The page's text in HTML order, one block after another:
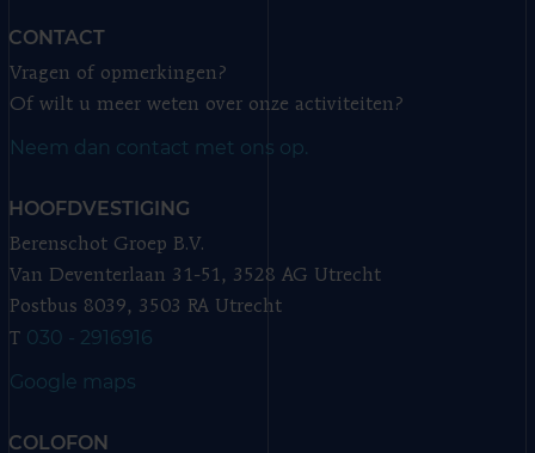
CONTACT
Vragen of opmerkingen?
Of wilt u meer weten over onze activiteiten?
Neem dan contact met ons op.
HOOFDVESTIGING
Berenschot Groep B.V.
Van Deventerlaan 31-51, 3528 AG Utrecht
Postbus 8039, 3503 RA Utrecht
T 030 - 2916916
Google maps
COLOFON